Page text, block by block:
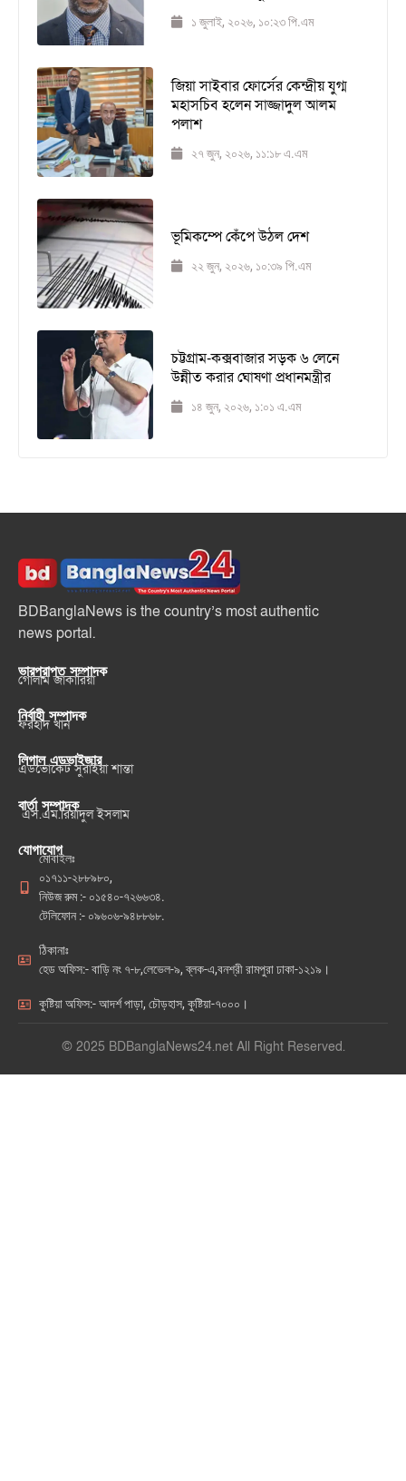
১ জুলাই, ২০২৬, ১০:২৩ পি.এম
জিয়া সাইবার ফোর্সের কেন্দ্রীয় যুগ্ম
মহাসচিব হলেন সাজ্জাদুল আলম
পলাশ
২৭ জুন, ২০২৬, ১১:১৮ এ.এম
ভূমিকম্পে কেঁপে উঠল দেশ
২২ জুন, ২০২৬, ১০:৩৯ পি.এম
চট্টগ্রাম-কক্সবাজার সড়ক ৬ লেনে
উন্নীত করার ঘোষণা প্রধানমন্ত্রীর
১৪ জুন, ২০২৬, ১:০১ এ.এম
BDBanglaNews is the country’s most authentic
news portal.
ভারপ্রাপ্ত সম্পাদক
গোলাম জাকারিয়া
নির্বাহী সম্পাদক
ফরহাদ খান
লিগাল এডভাইজার
এডভোকেট সুরাইয়া শান্তা
বার্তা সম্পাদক
এস.এম.রিয়াদুল ইসলাম
যোগাযোগ
মোবাইলঃ
০১৭১১-২৮৮৯৮০,
নিউজ রুম :- ০১৫৪০-৭২৬৬৩৪.
টেলিফোন :- ০৯৬০৬-৯৪৮৮৬৮.
ঠিকানাঃ
হেড অফিস:- বাড়ি নং ৭-৮,লেভেল-৯, ব্লক-এ,বনশ্রী রামপুরা ঢাকা-১২১৯।
কুষ্টিয়া অফিস:- আদর্শ পাড়া, চৌড়হাস, কুষ্টিয়া-৭০০০।
© 2025 BDBanglaNews24.net All Right Reserved.